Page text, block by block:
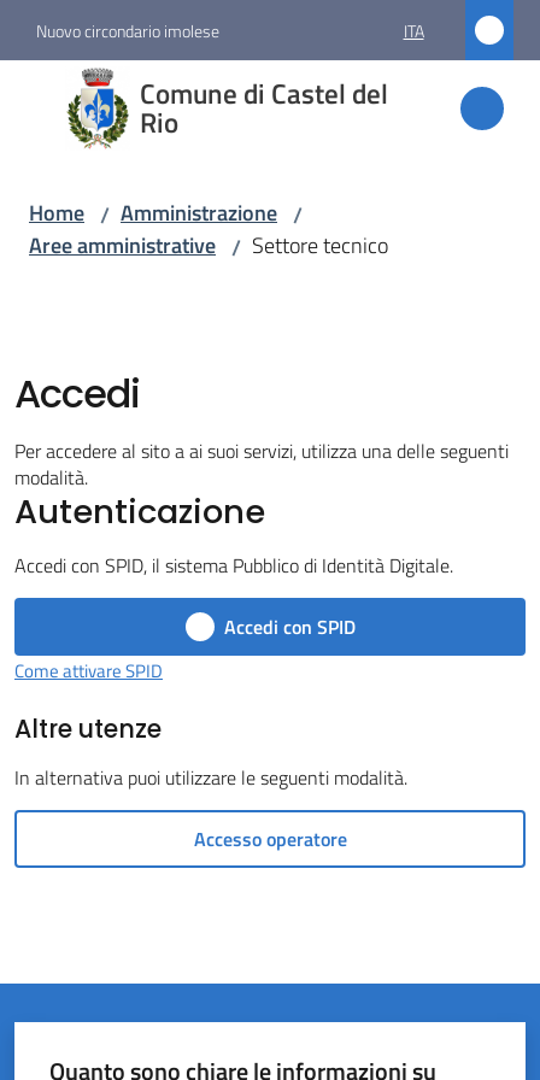
Nuovo circondario imolese ITA
Comune di Castel del
Rio
Comune
di
Castel
Novità
Servizi
Castel
del
Servizi
line
argomenti
Home / Amministrazione /
Aree amministrative / Settore tecnico
Accedi
Per accedere al sito a ai suoi servizi, utilizza una delle seguenti
modalità.
Autenticazione
Accedi con SPID, il sistema Pubblico di Identità Digitale.
Accedi con SPID
Come attivare SPID
Altre utenze
In alternativa puoi utilizzare le seguenti modalità.
Accesso operatore
Quanto sono chiare le informazioni su